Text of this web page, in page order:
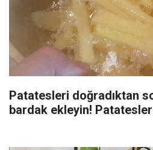
Patatesleri doğradıktan
bardak ekleyin! Patatesler